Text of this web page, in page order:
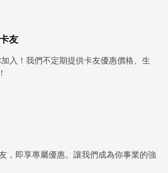
友
入！我們不定期提供卡友優惠價格、生
，即享專屬優惠。讓我們成為你事業的強